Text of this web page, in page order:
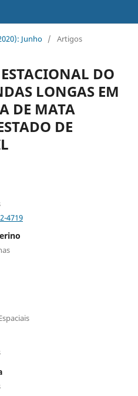
Junho / Artigos
DO
LONGAS EM
DE MATA
DE
4719